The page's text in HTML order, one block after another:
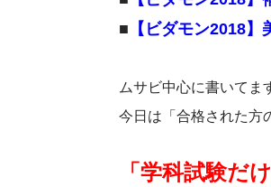
■ 【ビダモン2018
ムサビ中心に書いてま
今日は「合格された方
「学科試験だ